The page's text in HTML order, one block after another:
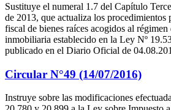
Sustituye el numeral 1.7 del Capítulo
de 2013, que actualiza los procedimientos
fiscal de bienes raíces acogidos al régimen
inmobiliaria establecido en la Ley Nº
publicado en el Diario Oficial de
Circular N°49 (14/07/2016)
Instruye sobre las modificaciones